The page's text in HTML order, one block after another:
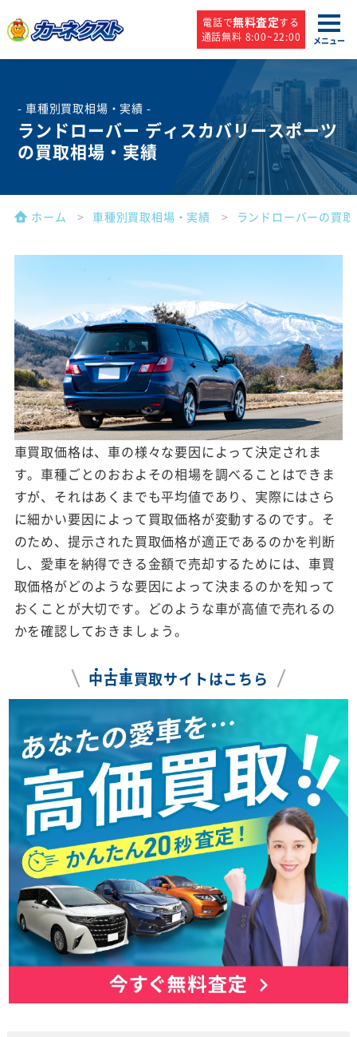
電話で無料査定する
通話無料 8:00~22:00
メニュー
- 車種別買取相場・実績 -
ランドローバー ディスカバリースポーツ
の買取相場・実績
ホーム 車種別買取相場・実績 ランドローバーの買
車買取価格は、車の様々な要因によって決定されま
す。車種ごとのおおよその相場を調べることはできま
すが、それはあくまでも平均値であり、実際にはさら
に細かい要因によって買取価格が変動するのです。そ
のため、提示された買取価格が適正であるのかを判断
し、愛車を納得できる金額で売却するためには、車買
取価格がどのような要因によって決まるのかを知って
おくことが大切です。どのような車が高値で売れるの
かを確認しておきましょう。
中古車買取サイトはこちら